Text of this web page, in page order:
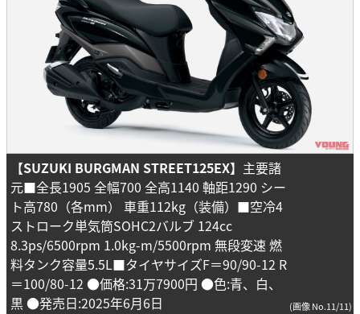
【SUZUKI BURGMAN STREET125EX】 主要諸
元■全長1905 全幅700 全高1140 軸距1290 シー
ト高780（各mm） 車重112kg（装備）■空冷4
ストローク単気筒SOHC2バルブ 124cc
8.3ps/6500rpm 1.0kg-m/5500rpm 無段変速 燃
料タンク容量5.5L■タイヤサイズF＝90/90-12 R
＝100/80-12 ●価格:31万7900円 ●色:青、白、
黒 ●発売日:2025年6月6日
(画像 No.11/11)